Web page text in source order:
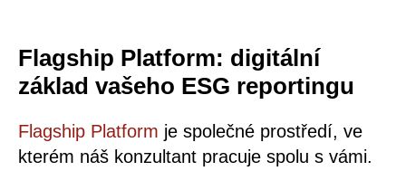
Flagship Platform: digitální
základ vašeho ESG reportingu
Flagship Platform je společné prostředí, ve
kterém náš konzultant pracuje spolu s vámi.